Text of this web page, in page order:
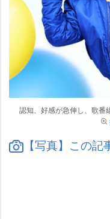
認知、好感が急伸し、歌番
【写真】この